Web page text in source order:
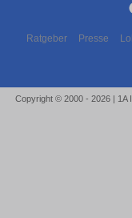
Ratgeber Presse
Copyright © 2000 - 2026 | 1A